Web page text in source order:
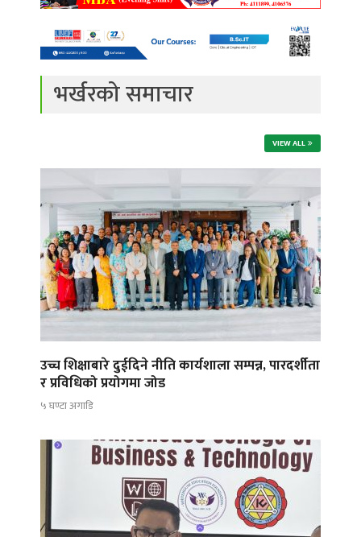
भर्खरको समाचार
VIEW ALL
उच्च शिक्षाबारे दुईदिने नीति कार्यशाला सम्पन्न, पारदर्शीता
र प्रविधिको प्रयोगमा जोड
५ घण्टा अगाडि